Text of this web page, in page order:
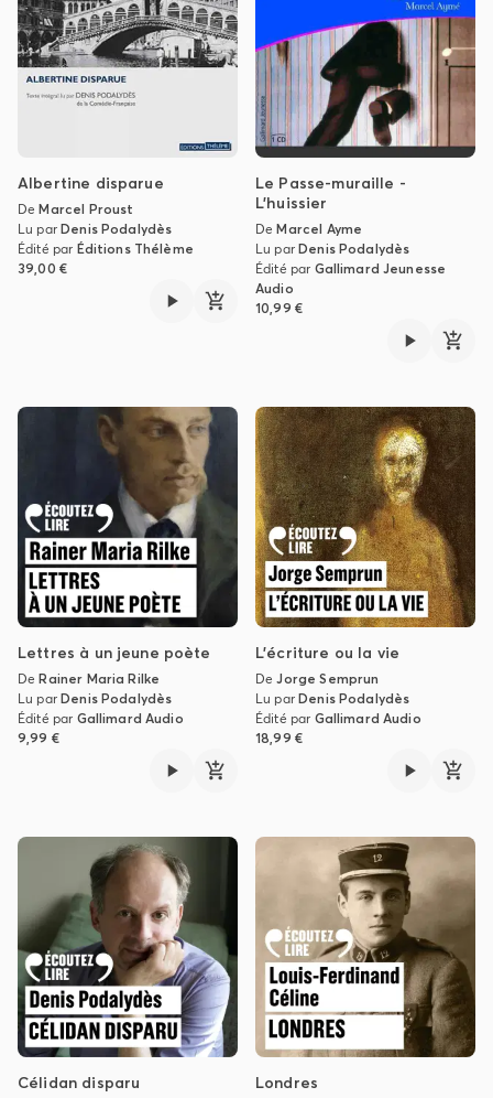
Albertine disparue
DeMarcel Proust
Lu parDenis Podalydès
Édité par Éditions Thélème
39,00 €
Le Passe-muraille -
L'huissier
DeMarcel Ayme
Lu parDenis Podalydès
Édité par Gallimard Jeunesse
Audio
10,99 €
Lettres à un jeune poète
DeRainer Maria Rilke
Lu parDenis Podalydès
Édité par Gallimard Audio
9,99 €
L'écriture ou la vie
DeJorge Semprun
Lu parDenis Podalydès
Édité par Gallimard Audio
18,99 €
Célidan disparu Londres